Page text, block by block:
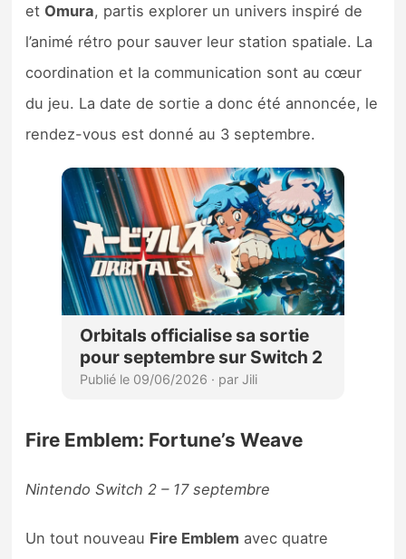
et Omura, partis explorer un univers inspiré de
l’animé rétro pour sauver leur station spatiale. La
coordination et la communication sont au cœur
du jeu. La date de sortie a donc été annoncée, le
rendez-vous est donné au 3 septembre.
Fire Emblem: Fortune’s Weave
Nintendo Switch 2 – 17 septembre
Un tout nouveau Fire Emblem avec quatre